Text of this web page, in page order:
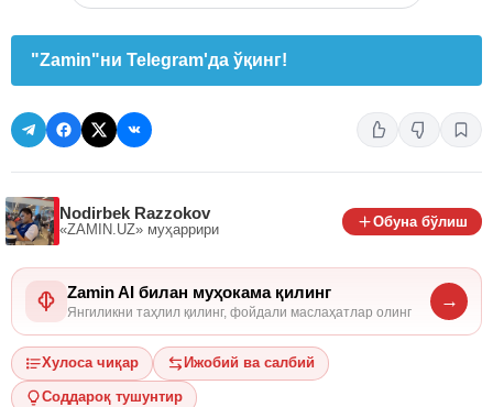
"Zamin"ни Telegram'да ўқинг!
Nodirbek Razzokov
«ZAMIN.UZ» муҳаррири
Обуна бўлиш
Zamin AI билан муҳокама қилинг
Янгиликни таҳлил қилинг, фойдали маслаҳатлар олинг
→
Хулоса чиқар Ижобий ва салбий
Соддароқ тушунтир